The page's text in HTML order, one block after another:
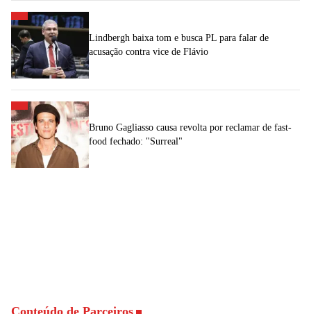
Lindbergh baixa tom e busca PL para falar de
acusação contra vice de Flávio
Bruno Gagliasso causa revolta por reclamar de fast-
food fechado: "Surreal"